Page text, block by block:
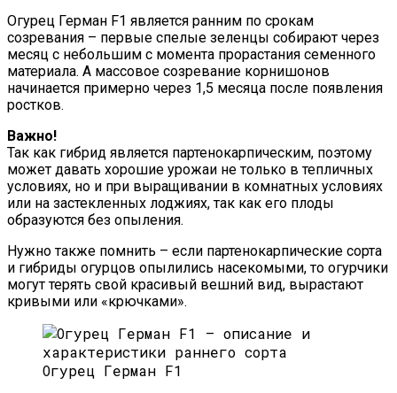
Огурец Герман F1 является ранним по срокам
созревания – первые спелые зеленцы собирают через
месяц с небольшим с момента прорастания семенного
материала. А массовое созревание корнишонов
начинается примерно через 1,5 месяца после появления
ростков.
Важно!
Так как гибрид является партенокарпическим, поэтому
может давать хорошие урожаи не только в тепличных
условиях, но и при выращивании в комнатных условиях
или на застекленных лоджиях, так как его плоды
образуются без опыления.
Нужно также помнить – если партенокарпические сорта
и гибриды огурцов опылились насекомыми, то огурчики
могут терять свой красивый вешний вид, вырастают
кривыми или «крючками».
Огурец Герман F1